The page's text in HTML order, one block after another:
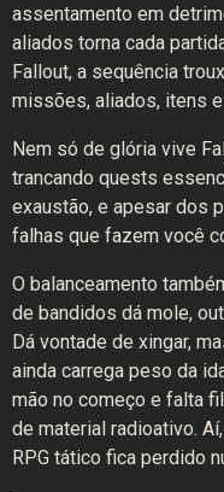
assentamento em
aliados torna cada
Fallout, a sequência
missões, aliados, itens
Nem só de glória vive
trancando quests
exaustão, e apesar dos
falhas que fazem você
O balanceamento
de bandidos dá mole,
Dá vontade de xingar,
ainda carrega peso da
mão no começo e falta
de material radioativo.
RPG tático fica perdido